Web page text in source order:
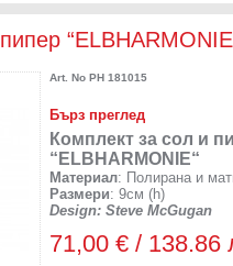
Art. No PH 181015
Бърз преглед
Комплект за сол и
“ELBHARMONIE“
Материал: Полирана и
Размери: 9см (h)
Design: Steve McGugan
71,00 € / 138.86